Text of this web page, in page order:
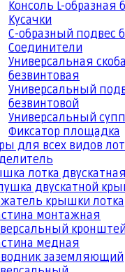
Консоль L-образная
Кусачки
С-образный подвес
Соединители
Универсальная скоба
безвинтовая
Универсальный
безвинтовой
Универсальный
Фиксатор площадка
для всех видов
лотка двускатная
двускатной
крышки лотка
монтажная
медная
заземляющий